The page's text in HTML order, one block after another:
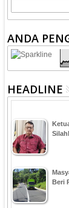
ANDA
HEADLINE
Beri